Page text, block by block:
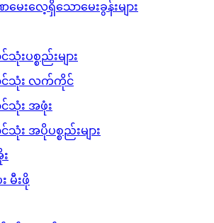
ေးလေ့ရှိသောမေးခွန်းများ
င်သုံးပစ္စည်းများ
ာင်သုံး လက်ကိုင်
င်သုံး အဖုံး
င်သုံး အပိုပစ္စည်းများ
မီးဖို